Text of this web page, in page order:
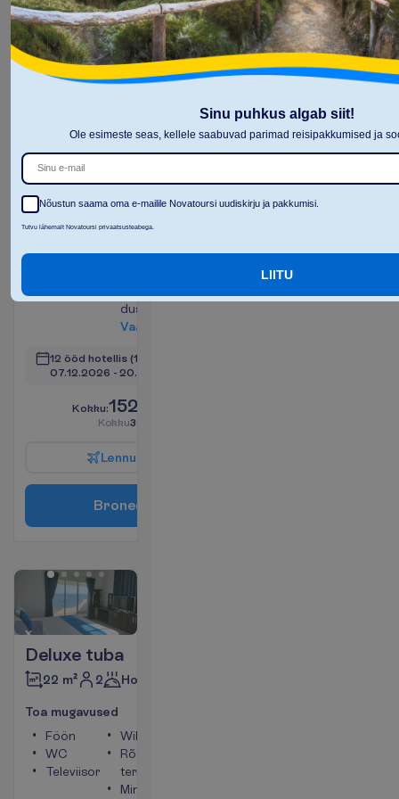
Deluxe tuba
22 m²
To
Televiisor
terrass
dušš
Vaa
12 ööd hotellis (14 ööd kokku)
07.12.2026 - 20.12.2026
Kokku:1525.00
Kokku3050.00
Lennu
Bronee
Deluxe tuba
22 m² 2 Hommikusöök
Toa mugavused
Föön
WC
Televiisor
WiFi
Rõdu või
terrass
Minikülmik
Sinu puhkus algab siit!
Ole esimeste seas, kellele saabuvad parimad reisipakkumised ja
Nõustun saama oma e-mailile Novatoursi uudiskirju ja pakkumisi.
Tutvu lähemalt Novatoursi privaatsusteabega.
LIITU